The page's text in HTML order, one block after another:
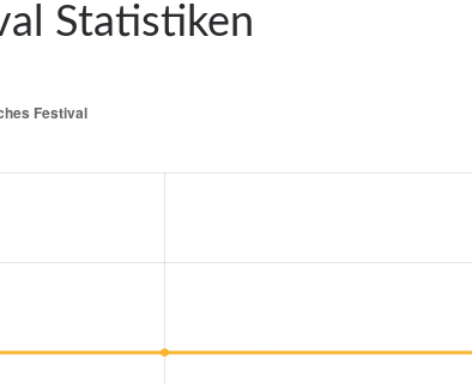
Statistiken